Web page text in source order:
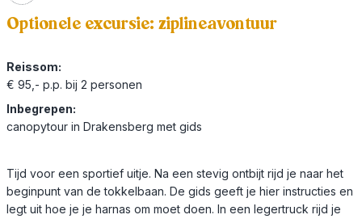
Optionele excursie: ziplineavontuur
Reissom:
€ 95,- p.p. bij 2 personen
Inbegrepen:
canopytour in Drakensberg met gids
Tijd voor een sportief uitje. Na een stevig ontbijt rijd je naar het
beginpunt van de tokkelbaan. De gids geeft je hier instructies en
legt uit hoe je je harnas om moet doen. In een legertruck rijd je